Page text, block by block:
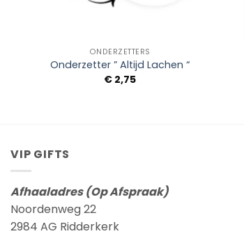
ONDERZETTERS
Onderzetter ” Altijd Lachen “
€2,75
VIP GIFTS
Afhaaladres (Op Afspraak)
Noordenweg 22
2984 AG Ridderkerk